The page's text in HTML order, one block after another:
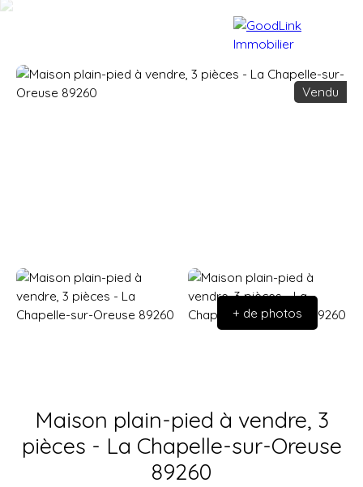
Vendu
+ de photos
Maison plain-pied à vendre, 3
pièces - La Chapelle-sur-Oreuse
89260